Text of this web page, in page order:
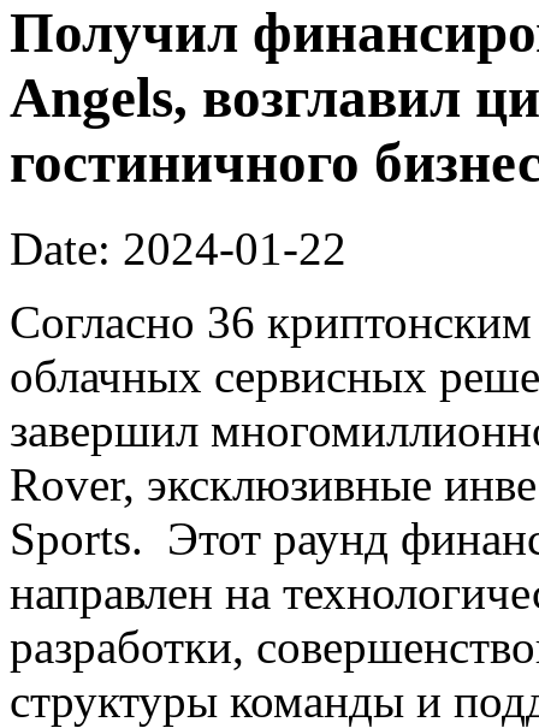
Получил
Angels, возглавил
гостиничного
Date: 2024-01-22
Согласно 36
облачных сервисных
завершил
Rover, эксклюзивные
Sports. Этот раунд
направлен на
разработки,
структуры команды и